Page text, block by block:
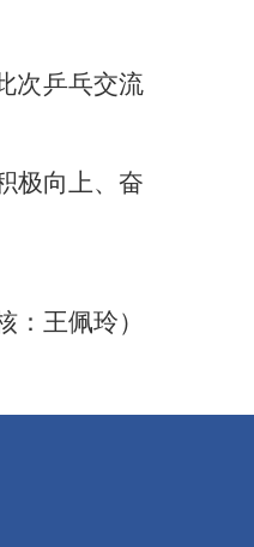
次乒乓交流
极向上、奋
：王佩玲）